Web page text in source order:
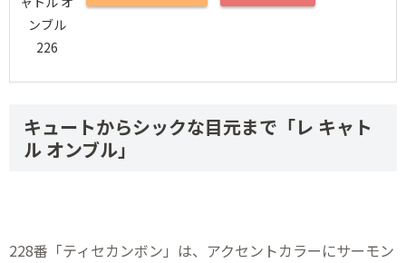
キュートからシックな目元まで「レ キャト
ル オンブル」
228番「ティセカンボン」は、アクセントカラーにサーモン